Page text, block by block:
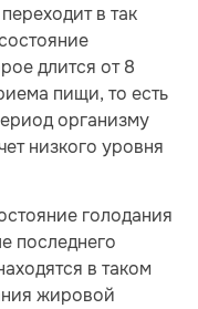
в так
длится от 8
пищи, то есть
организму
низкого уровня
голодания
последнего
в таком
жировой